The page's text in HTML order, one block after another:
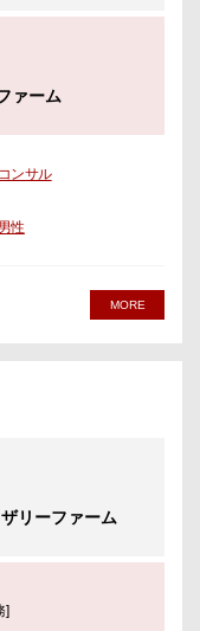
ァーム
コンサル
男性
MORE
リーファーム
]